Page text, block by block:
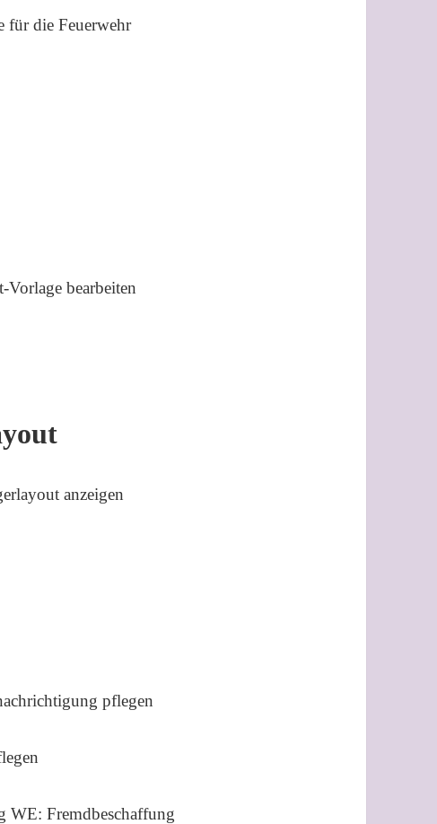
für die Feuerwehr
Vorlage bearbeiten
anzeigen
pflegen
WE: Fremdbeschaffung